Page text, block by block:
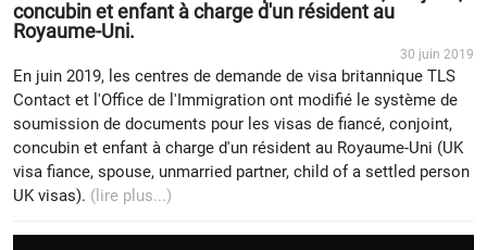
concubin et enfant à charge d'un résident au
Royaume-Uni.
30 juin 2019
En juin 2019, les centres de demande de visa britannique TLS
Contact et l'Office de l'Immigration ont modifié le système de
soumission de documents pour les visas de fiancé, conjoint,
concubin et enfant à charge d'un résident au Royaume-Uni (UK
visa fiance, spouse, unmarried partner, child of a settled person
UK visas). (lire plus...)